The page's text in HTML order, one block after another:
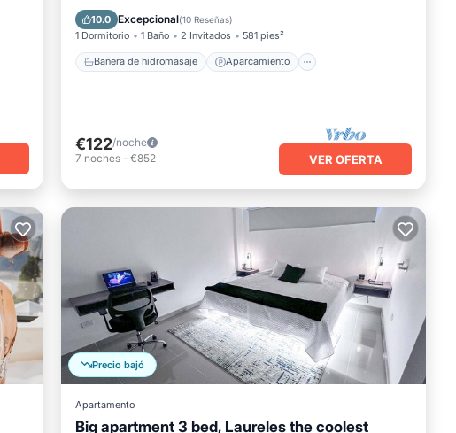
10.0 Excepcional(10 Reseñas)
1 Dormitorio 1 Baño 2 Invitados 581 pies²
Bañera de hidromasaje Aparcamiento
Cocina
Internet
€122/noche
7 noches - €852 VER OFERTA
Precio bajó
Apartamento
Big apartment 3 bed, Laureles the coolest